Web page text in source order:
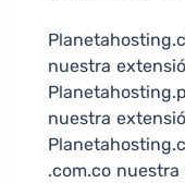
nuestra
nuestra
.com.co